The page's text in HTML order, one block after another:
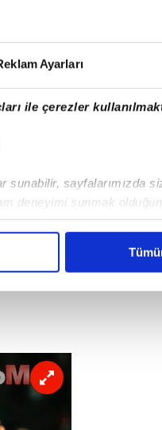
Ayarları
ile çerezler
sayfalarımızda
deneyimi sunmak
reklamların
ve kişiselleştirilmesi ve
dahilinde
Çerezlere ilişkin